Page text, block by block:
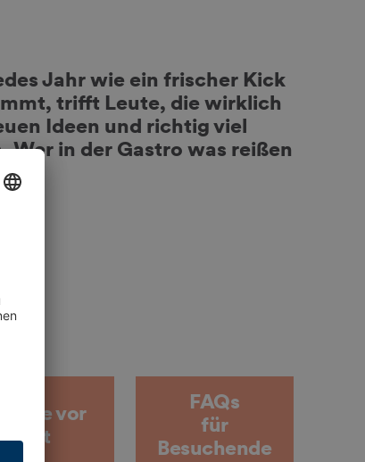
Jahr wie ein frischer Kick
trifft Leute, die wirklich
Ideen und richtig viel
in der Gastro was reißen
vor
Ort
FAQs
für
Besuchende